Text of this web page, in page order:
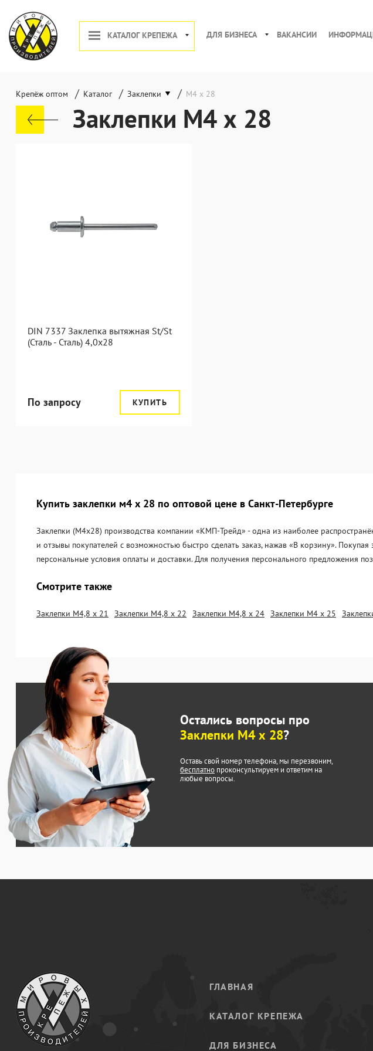
КАТАЛОГ КРЕПЕЖА ДЛЯ БИЗНЕСА ВАКАНСИИ
Крепёж оптом / Каталог / Заклепки / М4 х 28
Заклепки М4 х 28
DIN 7337 Заклепка вытяжная St/St
(Сталь - Сталь) 4,0x28
По запросу КУПИТЬ
Купить заклепки м4 х 28 по оптовой цене в Санкт-Петербурге
Заклепки (М4х28) производства компании «KМП-Трейд» - одна из наиболее
и отзывы покупателей с возможностью быстро сделать заказ, нажав «В корзину».
персональные условия оплаты и доставки. Для получения персонального
Смотрите также
Заклепки М4,8 х 21 Заклепки М4,8 х 22 Заклепки М4,8 х 24 Заклепки М4 х 25
Остались вопросы про
Заклепки М4 х 28?
Оставь свой номер телефона, мы перезвоним,
бесплатно проконсультируем и ответим на
любые вопросы.
ГЛАВНАЯ
КАТАЛОГ КРЕПЕЖА
ДЛЯ БИЗНЕСА